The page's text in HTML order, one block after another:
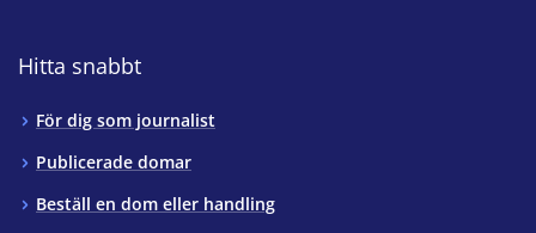
Hitta snabbt
För dig som journalist
Publicerade domar
Beställ en dom eller handling